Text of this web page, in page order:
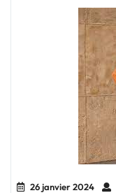
26 janvier 2024